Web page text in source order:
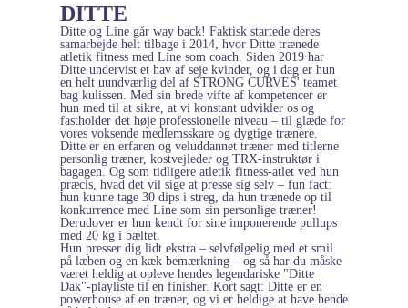
DITTE
Ditte og Line går way back! Faktisk startede deres
samarbejde helt tilbage i 2014, hvor Ditte trænede
atletik fitness med Line som coach. Siden 2019 har
Ditte undervist et hav af seje kvinder, og i dag er hun
en helt uundværlig del af STRONG CURVES' teamet
bag kulissen. Med sin brede vifte af kompetencer er
hun med til at sikre, at vi konstant udvikler os og
fastholder det høje professionelle niveau – til glæde for
vores voksende medlemsskare og dygtige trænere.
Ditte er en erfaren og veluddannet træner med titlerne
personlig træner, kostvejleder og TRX-instruktør i
bagagen. Og som tidligere atletik fitness-atlet ved hun
præcis, hvad det vil sige at presse sig selv – fun fact:
hun kunne tage 30 dips i streg, da hun trænede op til
konkurrence med Line som sin personlige træner!
Derudover er hun kendt for sine imponerende pullups
med 20 kg i bæltet.
Hun presser dig lidt ekstra – selvfølgelig med et smil
på læben og en kæk bemærkning – og så har du måske
været heldig at opleve hendes legendariske "Ditte
Dak"-playliste til en finisher. Kort sagt: Ditte er en
powerhouse af en træner, og vi er heldige at have hende